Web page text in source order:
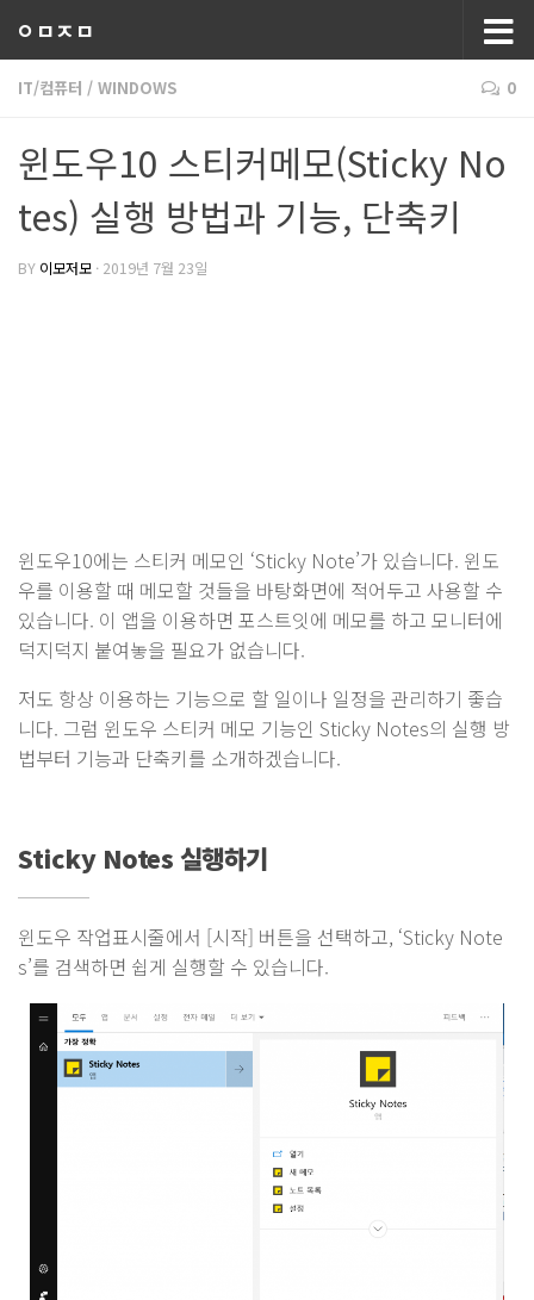
ㅇㅁㅈㅁ
IT/컴퓨터 / WINDOWS 0
윈도우10 스티커메모(Sticky No
tes) 실행 방법과 기능, 단축키
BY 이모저모 · 2019년 7월 23일
윈도우10에는 스티커 메모인 ‘Sticky Note’가 있습니다. 윈도
우를 이용할 때 메모할 것들을 바탕화면에 적어두고 사용할 수
있습니다. 이 앱을 이용하면 포스트잇에 메모를 하고 모니터에
덕지덕지 붙여놓을 필요가 없습니다.
저도 항상 이용하는 기능으로 할 일이나 일정을 관리하기 좋습
니다. 그럼 윈도우 스티커 메모 기능인 Sticky Notes의 실행 방
법부터 기능과 단축키를 소개하겠습니다.
Sticky Notes 실행하기
윈도우 작업표시줄에서 [시작] 버튼을 선택하고, ‘Sticky Note
s’를 검색하면 쉽게 실행할 수 있습니다.